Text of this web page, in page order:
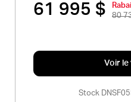
61 995 $
80
Voir le
Stock